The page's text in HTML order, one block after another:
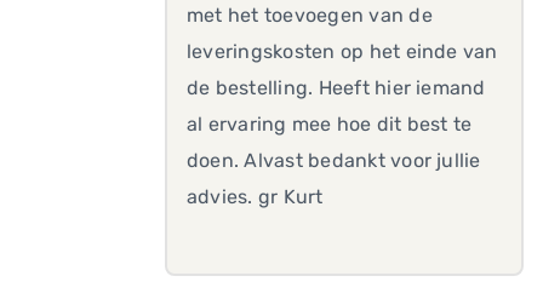
met het toevoegen van de
leveringskosten op het einde van
de bestelling. Heeft hier iemand
al ervaring mee hoe dit best te
doen. Alvast bedankt voor jullie
advies. gr Kurt